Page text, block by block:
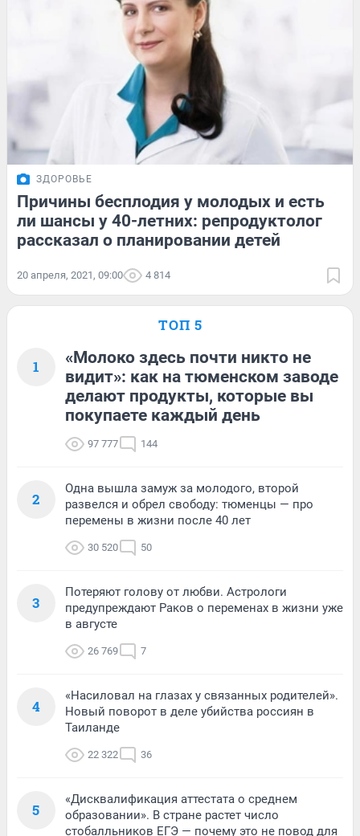
ЗДОРОВЬЕ
Причины бесплодия у молодых и есть
ли шансы у 40-летних: репродуктолог
рассказал о планировании детей
20 апреля, 2021, 09:00 4 814
ТОП 5
1
«Молоко здесь почти никто не
видит»: как на тюменском заводе
делают продукты, которые вы
покупаете каждый день
97 777 144
2
Одна вышла замуж за молодого, второй
развелся и обрел свободу: тюменцы — про
перемены в жизни после 40 лет
30 520 50
3
Потеряют голову от любви. Астрологи
предупреждают Раков о переменах в жизни уже
в августе
26 769 7
4
«Насиловал на глазах у связанных родителей».
Новый поворот в деле убийства россиян в
Таиланде
22 322 36
5
«Дисквалификация аттестата о среднем
образовании». В стране растет число
стобалльников ЕГЭ — почему это не повод для